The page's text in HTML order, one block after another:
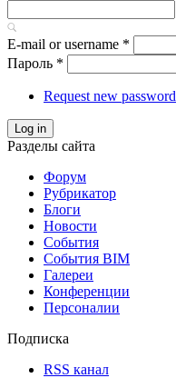
E-mail or username *
Пароль *
Request new password
Log in
Разделы сайта
Форум
Рубрикатор
Блоги
Новости
События
События BIM
Галереи
Конференции
Персоналии
Подписка
RSS канал